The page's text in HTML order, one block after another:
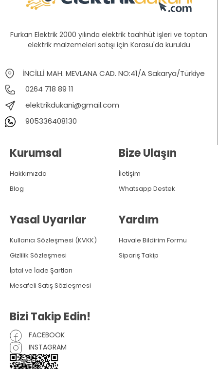
Furkan Elektrik 2000 yılında elektrik taahhüt işleri ve toptan
elektrik malzemeleri satışı için Karasu'da kuruldu
İNCİLLİ MAH. MEVLANA CAD. NO:41/A Sakarya/Türkiye
0264 718 89 11
elektrikdukani@gmail.com
905336408130
Kurumsal
Hakkımızda
Blog
Yasal Uyarılar
Kullanıcı Sözleşmesi (KVKK)
Gizlilik Sözleşmesi
İptal ve İade Şartları
Mesafeli Satış Sözleşmesi
Bize Ulaşın
İletişim
Whatsapp Destek
Yardım
Havale Bildirim Formu
Sipariş Takip
Bizi Takip Edin!
FACEBOOK
INSTAGRAM